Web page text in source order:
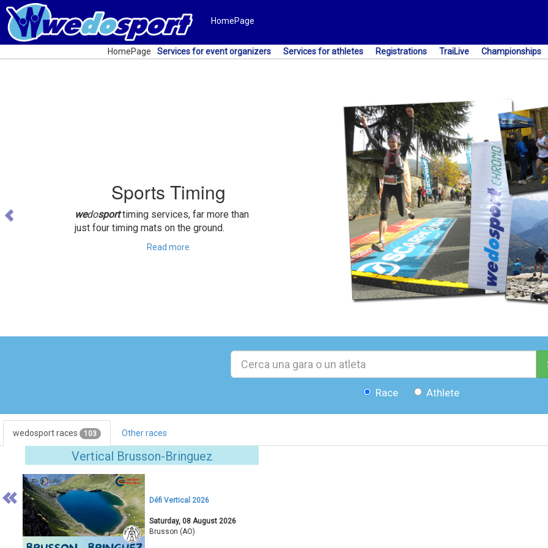
HomePage
HomePage Services for event organizers Services for athletes Registrations TraiLive Championships
Sports Timing
wedosporttiming services, far more than
just four timing mats on the ground.
Read more
Race Athlete
wedosport races 103 Other races
Vertical Brusson-Bringuez
Défi Vertical 2026
Saturday, 08 August 2026
Brusson (AO)